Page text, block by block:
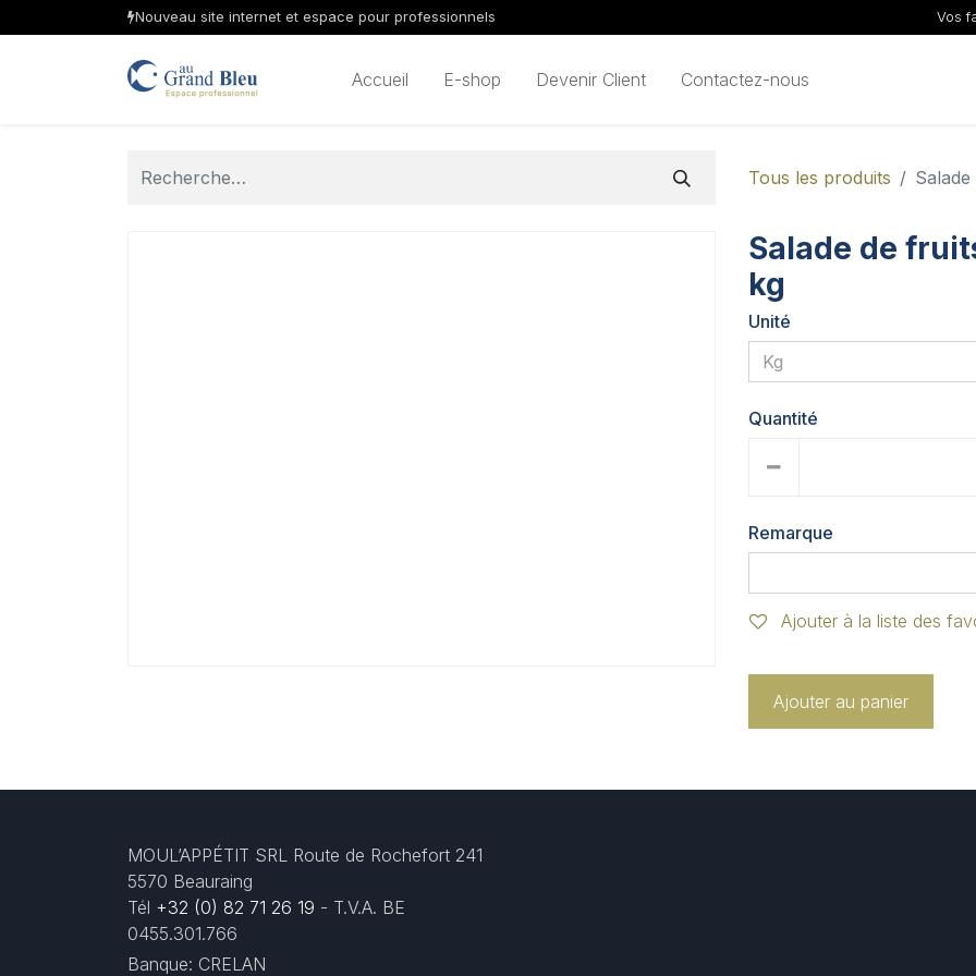
Nouveau site internet et espace pour professionnels Vos
Accueil E-shop Devenir Client Contactez-nous
Tous les produits
Salade de
kg
Unité
Quantité
Remarque
Ajouter à la liste des
Ajouter au panier
MOUL’APPÉTIT SRL Route de Rochefort 241
5570 Beauraing
Tél +32 (0) 82 71 26 19 - T.V.A. BE
0455.301.766
Banque: CRELAN